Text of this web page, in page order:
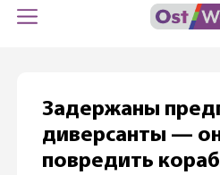
Задержаны
диверсанты —
повредить